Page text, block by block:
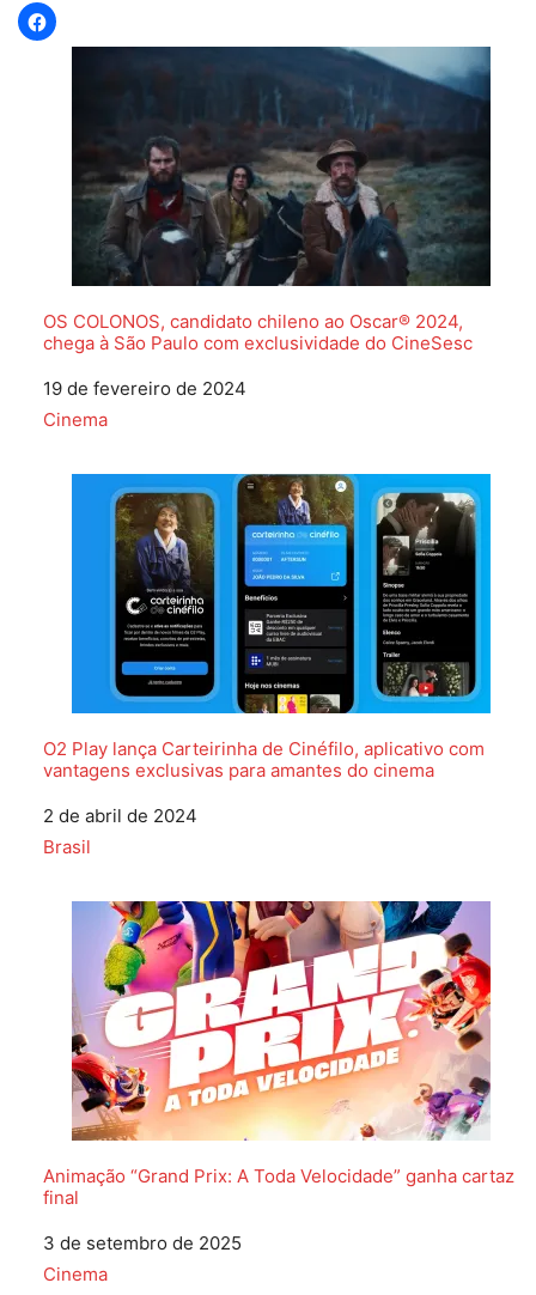
OS COLONOS, candidato chileno ao Oscar® 2024,
chega à São Paulo com exclusividade do CineSesc
Data
19 de fevereiro de 2024
Em relação a
Cinema
O2 Play lança Carteirinha de Cinéfilo, aplicativo com
vantagens exclusivas para amantes do cinema
Data
2 de abril de 2024
Em relação a
Brasil
Animação “Grand Prix: A Toda Velocidade” ganha cartaz
final
Data
3 de setembro de 2025
Em relação a
Cinema